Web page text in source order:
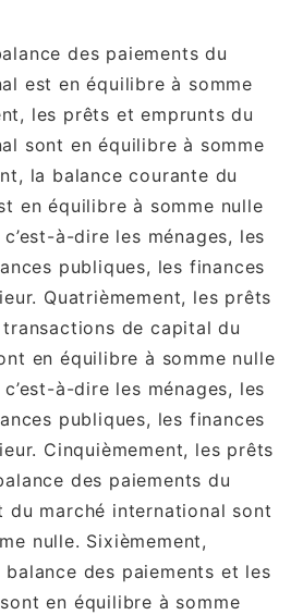
des paiements du
est en équilibre à somme
les prêts et emprunts du
sont en équilibre à somme
la balance courante du
en équilibre à somme nulle
à-dire les ménages, les
publiques, les finances
Quatrièmement, les prêts
de capital du
en équilibre à somme nulle
à-dire les ménages, les
publiques, les finances
Cinquièmement, les prêts
des paiements du
du marché international sont
nulle. Sixièmement,
balance des paiements et les
en équilibre à somme